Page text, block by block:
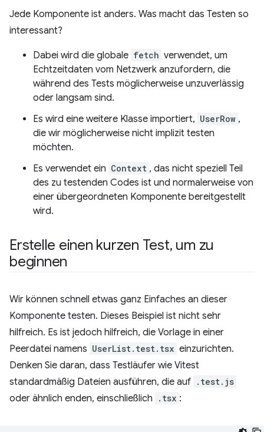
Jede Komponente ist anders. Was macht das Testen so
interessant?
Dabei wird die globale fetch verwendet, um
Echtzeitdaten vom Netzwerk anzufordern, die
während des Tests möglicherweise unzuverlässig
oder langsam sind.
Es wird eine weitere Klasse importiert, UserRow ,
die wir möglicherweise nicht implizit testen
möchten.
Es verwendet ein Context , das nicht speziell Teil
des zu testenden Codes ist und normalerweise von
einer übergeordneten Komponente bereitgestellt
wird.
Erstelle einen kurzen Test, um zu
beginnen
Wir können schnell etwas ganz Einfaches an dieser
Komponente testen. Dieses Beispiel ist nicht sehr
hilfreich. Es ist jedoch hilfreich, die Vorlage in einer
Peerdatei namens UserList.test.tsx einzurichten.
Denken Sie daran, dass Testläufer wie Vitest
standardmäßig Dateien ausführen, die auf .test.js
oder ähnlich enden, einschließlich .tsx :